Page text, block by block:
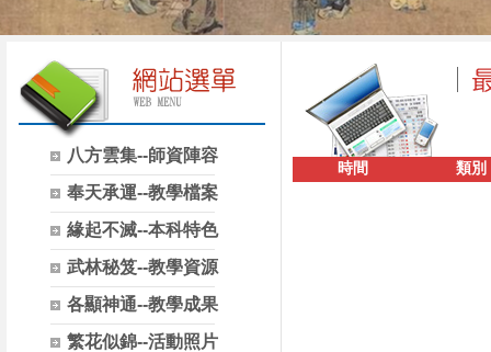
八方雲集--師資陣容
奉天承運--教學檔案
緣起不滅--本科特色
武林秘笈--教學資源
各顯神通--教學成果
繁花似錦--活動照片
時間 類別